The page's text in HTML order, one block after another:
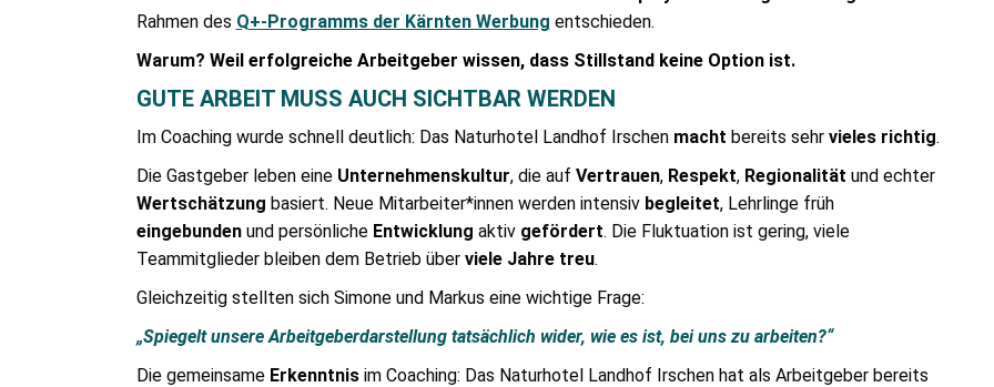
Rahmen des Q+-Programms der Kärnten Werbung entschieden.
Warum? Weil erfolgreiche Arbeitgeber wissen, dass Stillstand keine Option ist.
GUTE ARBEIT MUSS AUCH SICHTBAR WERDEN
Im Coaching wurde schnell deutlich: Das Naturhotel Landhof Irschen macht bereits sehr vieles richtig.
Die Gastgeber leben eine Unternehmenskultur, die auf Vertrauen, Respekt, Regionalität und echter
Wertschätzung basiert. Neue Mitarbeiter*innen werden intensiv begleitet, Lehrlinge früh
eingebundenund persönliche Entwicklung aktiv gefördert. Die Fluktuation ist gering, viele
Teammitglieder bleiben dem Betrieb über viele Jahre treu.
Gleichzeitig stellten sich Simone und Markus eine wichtige Frage:
„Spiegelt unsere Arbeitgeberdarstellung tatsächlich wider, wie es ist, bei uns zu arbeiten?“
Die gemeinsame Erkenntnisim Coaching: Das Naturhotel Landhof Irschen hat als Arbeitgeber bereits